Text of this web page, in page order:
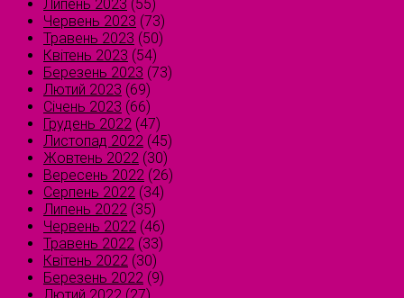
Липень 2023 (55)
Червень 2023 (73)
Травень 2023 (50)
Квітень 2023 (54)
Березень 2023 (73)
Лютий 2023 (69)
Січень 2023 (66)
Грудень 2022 (47)
Листопад 2022 (45)
Жовтень 2022 (30)
Вересень 2022 (26)
Серпень 2022 (34)
Липень 2022 (35)
Червень 2022 (46)
Травень 2022 (33)
Квітень 2022 (30)
Березень 2022 (9)